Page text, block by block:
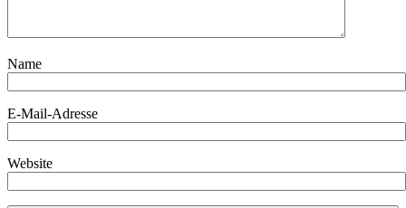
Name
E-Mail-Adresse
Website